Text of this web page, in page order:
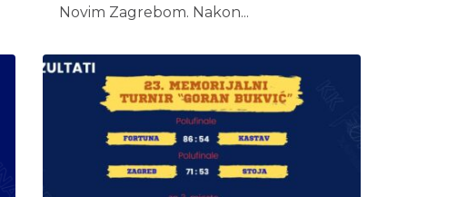
Novim Zagrebom. Nakon...